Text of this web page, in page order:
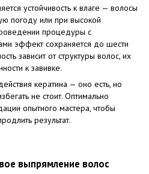
устойчивость к влаге — волосы
погоду или при высокой
процедуры с
эффект сохраняется до шести
зависит от структуры волос, их
к завивке.
кератина — оно есть, но
не стоит. Оптимально
опытного мастера, чтобы
результат.
выпрямление волос